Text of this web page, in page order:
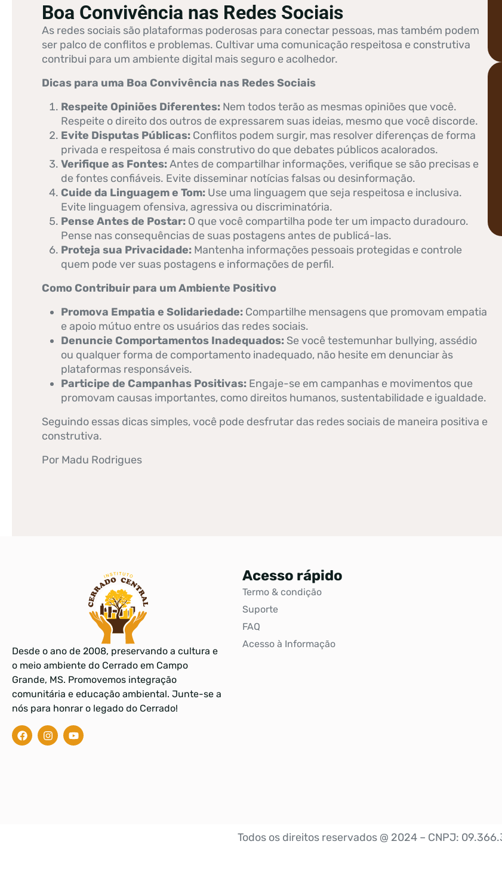
Boa Convivência nas Redes Sociais
As redes sociais são plataformas poderosas para conectar pessoas, mas também podem
ser palco de conflitos e problemas. Cultivar uma comunicação respeitosa e construtiva
contribui para um ambiente digital mais seguro e acolhedor.
Dicas para uma Boa Convivência nas Redes Sociais
Respeite Opiniões Diferentes:Nem todos terão as mesmas opiniões que você.
Respeite o direito dos outros de expressarem suas ideias, mesmo que você discorde.
Evite Disputas Públicas:Conflitos podem surgir, mas resolver diferenças de forma
privada e respeitosa é mais construtivo do que debates públicos acalorados.
Verifique as Fontes:Antes de compartilhar informações, verifique se são precisas e
de fontes confiáveis. Evite disseminar notícias falsas ou desinformação.
Cuide da Linguagem e Tom:Use uma linguagem que seja respeitosa e inclusiva.
Evite linguagem ofensiva, agressiva ou discriminatória.
Pense Antes de Postar:O que você compartilha pode ter um impacto duradouro.
Pense nas consequências de suas postagens antes de publicá-las.
Proteja sua Privacidade:Mantenha informações pessoais protegidas e controle
quem pode ver suas postagens e informações de perfil.
Como Contribuir para um Ambiente Positivo
Promova Empatia e Solidariedade:Compartilhe mensagens que promovam empatia
e apoio mútuo entre os usuários das redes sociais.
Denuncie Comportamentos Inadequados:Se você testemunhar bullying, assédio
ou qualquer forma de comportamento inadequado, não hesite em denunciar às
plataformas responsáveis.
Participe de Campanhas Positivas:Engaje-se em campanhas e movimentos que
promovam causas importantes, como direitos humanos, sustentabilidade e igualdade.
Seguindo essas dicas simples, você pode desfrutar das redes sociais de maneira positiva e
construtiva.
Por Madu Rodrigues
Desde o ano de 2008, preservando a cultura e
o meio ambiente do Cerrado em Campo
Grande, MS. Promovemos integração
comunitária e educação ambiental. Junte-se a
nós para honrar o legado do Cerrado!
Acesso rápido
Termo & condição
Suporte
FAQ
Acesso à Informação
Todos os direitos reservados @ 2024 – CNPJ: